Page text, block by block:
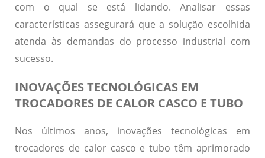
com o qual se está lidando. Analisar essas
características assegurará que a solução escolhida
atenda às demandas do processo industrial com
sucesso.
INOVAÇÕES TECNOLÓGICAS EM
TROCADORES DE CALOR CASCO E TUBO
Nos últimos anos, inovações tecnológicas em
trocadores de calor casco e tubo têm aprimorado